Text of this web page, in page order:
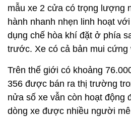
mẫu xe 2 cửa có trọng lượng
hành nhanh nhẹn linh hoạt
dụng chế hòa khí đặt ở phía
trước. Xe có cả bản mui cứng
Trên thế giới có khoảng
356 được bán ra thị trường
nửa số xe vẫn còn hoạt động
dòng xe được nhiều người